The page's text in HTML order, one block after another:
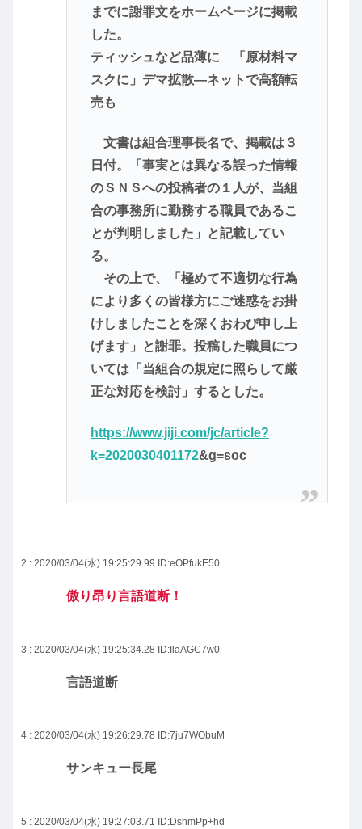
までに謝罪文をホームページに掲載
した。
ティッシュなど品薄に 「原材料マ
スクに」デマ拡散―ネットで高額転
売も
文書は組合理事長名で、掲載は３
日付。「事実とは異なる誤った情報
のＳＮＳへの投稿者の１人が、当組
合の事務所に勤務する職員であるこ
とが判明しました」と記載してい
る。
その上で、「極めて不適切な行為
により多くの皆様方にご迷惑をお掛
けしましたことを深くおわび申し上
げます」と謝罪。投稿した職員につ
いては「当組合の規定に照らして厳
正な対応を検討」するとした。
https://www.jiji.com/jc/article?
k=2020030401172&g=soc
2 : 2020/03/04(水) 19:25:29.99 ID:eOPfukE50
傲り昂り言語道断！
3 : 2020/03/04(水) 19:25:34.28 ID:IlaAGC7w0
言語道断
4 : 2020/03/04(水) 19:26:29.78 ID:7ju7WObuM
サンキュー長尾
5 : 2020/03/04(水) 19:27:03.71 ID:DshmPp+hd